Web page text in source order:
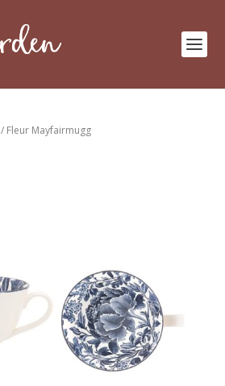
/ Fleur Mayfairmugg